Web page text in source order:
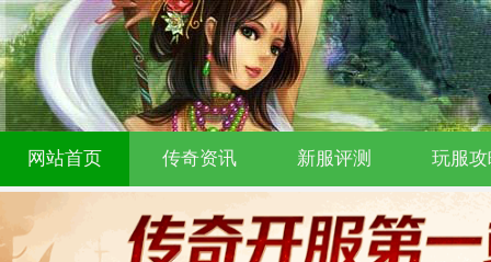
网站首页 传奇资讯 新服评测 玩服